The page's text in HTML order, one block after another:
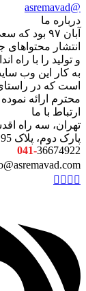
@asremavad
درباره ما
آبان ۹۷
انتشار
و تولید را با راه
به کار این وب
است که در
محترم ارائه
ارتباط با ما
تهران، سه راه
پارک دوم، پلاک 95، طبقه اول، واحد 3
041-36674922